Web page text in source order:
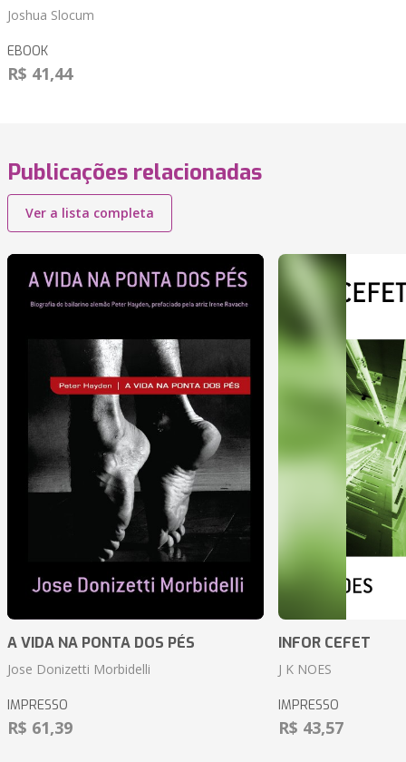
Joshua Slocum
EBOOK
R$ 41,44
Publicações relacionadas
Ver a lista completa
A VIDA NA PONTA DOS PÉS
Jose Donizetti Morbidelli
IMPRESSO
R$ 61,39
INFOR CEFET
J K NOES
IMPRESSO
R$ 43,57